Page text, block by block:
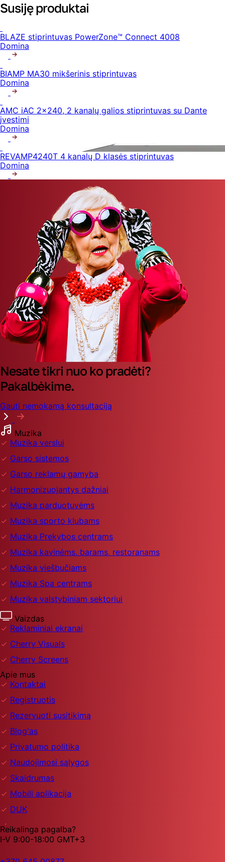
Susiję produktai
BLAZE stiprintuvas PowerZone™ Connect 4008
Domina
BIAMP MA30 mikšerinis stiprintuvas
Domina
AMC iAC 2×240, 2 kanalų galios stiprintuvas su Dante
įvestimi
Domina
REVAMP4240T 4 kanalų D klasės stiprintuvas
Domina
Nesate tikri nuo ko pradėti?
Pakalbėkime.
Gauti nemokamą konsultaciją
Muzika
Muzika verslui
Garso sistemos
Garso reklamų gamyba
Harmonizuojantys dažniai
Muzika parduotuvėms
Muzika sporto klubams
Muzika Prekybos centrams
Muzika kavinėms, barams, restoranams
Muzika viešbučiams
Muzika Spa centrams
Muzika valstybiniam sektoriui
Vaizdas
Reklaminiai ekranai
Cherry Visuals
Cherry Screens
Apie mus
Kontaktai
Registruotis
Rezervuoti susitikimą
Blog'as
Privatumo politika
Naudojimosi sąlygos
Skaidrumas
Mobili aplikacija
DUK
Reikalinga pagalba?
I-V 9:00-18:00 GMT+3